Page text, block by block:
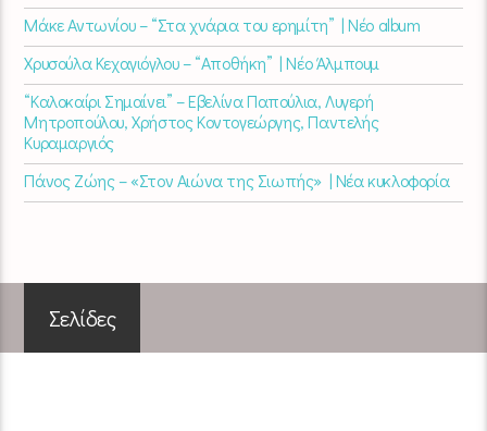
Μάκε Αντωνίου – “Στα χνάρια του ερημίτη” | Νέο album
Χρυσούλα Κεχαγιόγλου – “Αποθήκη” | Νέο Άλμπουμ
“Καλοκαίρι Σημαίνει” – Εβελίνα Παπούλια, Λυγερή
Μητροπούλου, Χρήστος Κοντογεώργης, Παντελής
Κυραμαργιός
Πάνος Ζώης – «Στον Αιώνα της Σιωπής» | Νέα κυκλοφορία
Σελίδες